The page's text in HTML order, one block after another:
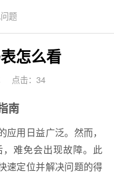
题
怎么看
点击：34
南
用日益广泛。然而，
难免会出现故障。此
速定位并解决问题的得